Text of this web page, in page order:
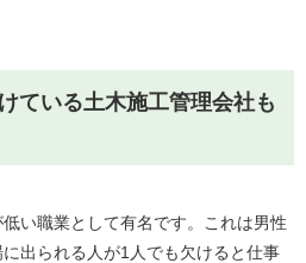
ている土木施工管理会社も
い職業として有名です。これは男性
出られる人が1人でも欠けると仕事